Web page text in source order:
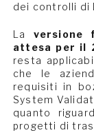
dei controlli di
La versione
attesa per il
resta
che le
requisiti in
System
quanto
progetti di